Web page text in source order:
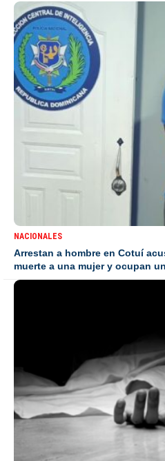
NACIONALES
Arrestan a hombre en Cotuí
muerte a una mujer y ocupan